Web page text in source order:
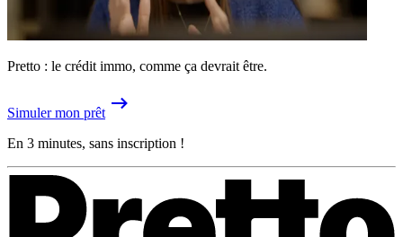
Pretto : le crédit immo, comme ça devrait être.
Simuler mon prêt
En 3 minutes, sans inscription !